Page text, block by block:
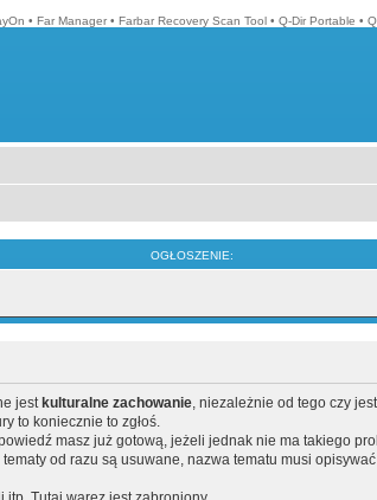
• Far Manager • Farbar Recovery Scan Tool • Q-Dir Portable •
OGŁOSZENIE:
jest kulturalne zachowanie, niezależnie od tego czy
to koniecznie to zgłoś.
masz już gotową, jeżeli jednak nie ma takiego
od razu są usuwane, nazwa tematu musi